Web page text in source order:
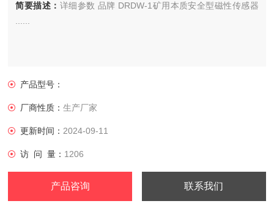
简要描述： 详细参数 品牌 DRDW-1矿用本质安全型磁性传感器
产品型号：
厂商性质：生产厂家
更新时间： 2024-09-11
访 问 量： 1206
产品咨询 联系我们